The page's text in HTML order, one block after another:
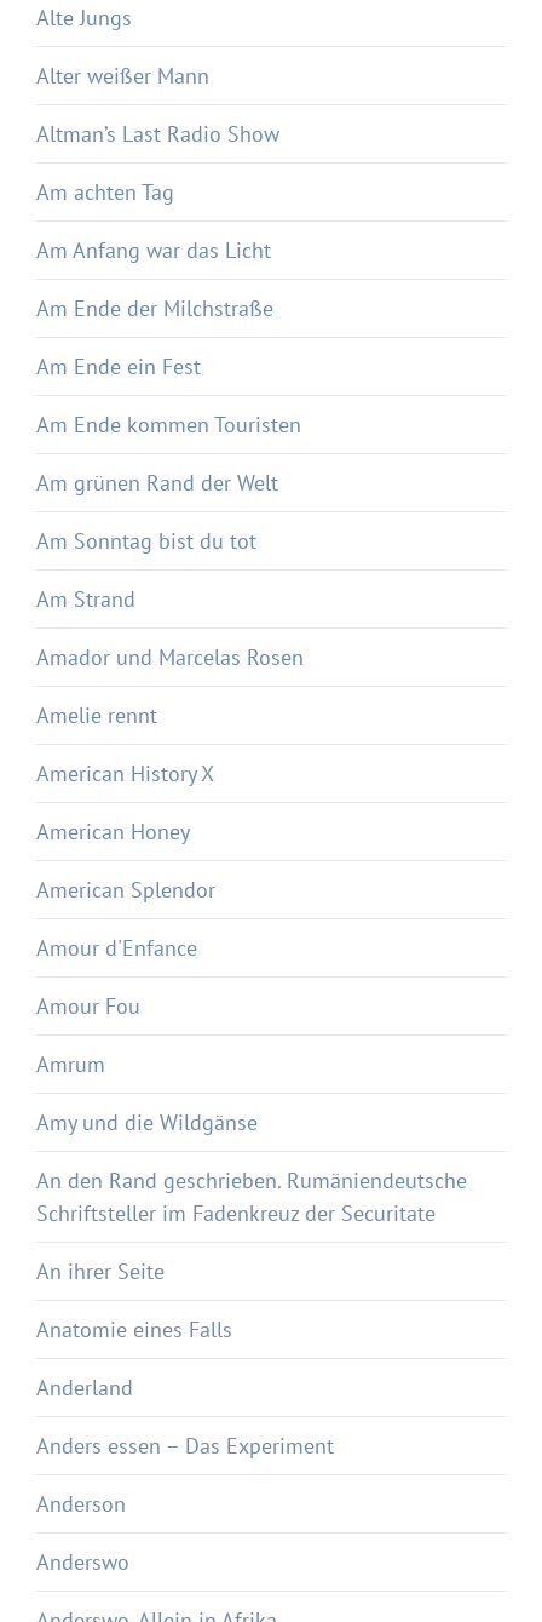
Alte Jungs
Alter weißer Mann
Altman’s Last Radio Show
Am achten Tag
Am Anfang war das Licht
Am Ende der Milchstraße
Am Ende ein Fest
Am Ende kommen Touristen
Am grünen Rand der Welt
Am Sonntag bist du tot
Am Strand
Amador und Marcelas Rosen
Amelie rennt
American History X
American Honey
American Splendor
Amour d'Enfance
Amour Fou
Amrum
Amy und die Wildgänse
An den Rand geschrieben. Rumäniendeutsche
Schriftsteller im Fadenkreuz der Securitate
An ihrer Seite
Anatomie eines Falls
Anderland
Anders essen – Das Experiment
Anderson
Anderswo